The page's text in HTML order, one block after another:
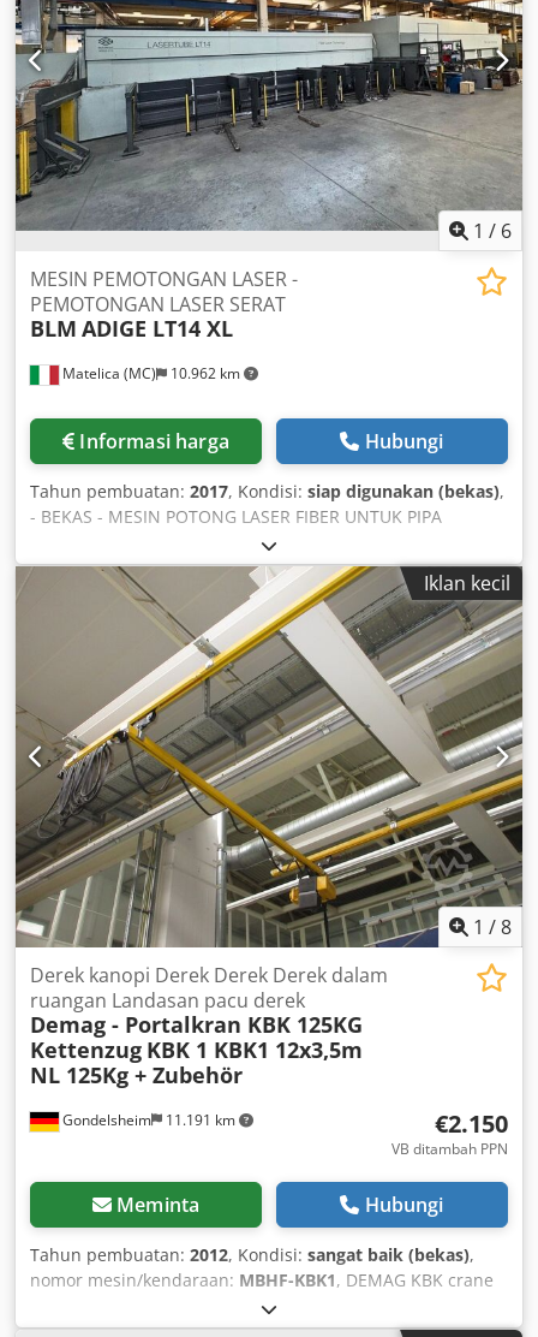
1 / 6
Matelica (MC) 10.962 km
MESIN PEMOTONGAN LASER -
PEMOTONGAN LASER SERAT
BLM ADIGE LT14 XL
Informasi harga Hubungi
Tahun pembuatan: 2017, Kondisi: siap digunakan (bekas),
- BEKAS - MESIN POTONG LASER FIBER UNTUK PIPA
DENGAN SISTEM PEMUATAN/PEMBONGKARAN BAGIAN
LINGKARAN MIN: ø 25 mm BAGIAN LINGKARAN MAKS: ø
355 mm BAGIAN KOTAK MAKS: 260 X 260 mm Dcsdpfxjx E
Eihe Aqiok BAGIAN PERSEGI PANJANG MAKS: 300 X 200 mm
BEBAN MAKSIMAL YANG DIIZINKAN: 100 Kg/m SUMBER:
IPG YLS-4000 ; 4000 W UNIT KONTROL: SIEMENS 840D
BERAT: 12.500 Kg CATATAN: PEMUATAN OTOMATIS 3-12,5
m; PEMBONGKARAN OTOMATIS 12,5 m; KEPALA POTONG
3D; SENSOR KAPASITIF; PENYESUAIAN OTOMATIS
Iklan kecil
1 /8
Gondelsheim 11.191 km
Derek kanopi Derek Derek Derek dalam
ruangan Landasan pacu derek
Demag - Portalkran KBK 125KG
Kettenzug KBK 1 KBK1 12x3,5m
NL 125Kg + Zubehör
€2.150
VB ditambah PPN
Meminta Hubungi
Tahun pembuatan: 2012, Kondisi: sangat baik (bekas),
nomor mesin/kendaraan: MBHF-KBK1, DEMAG KBK crane
system, crane runway approx. 12m x 3.5m Other
dimensions available on request! Load capacity / lifting